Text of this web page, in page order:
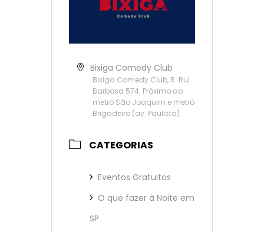
Bixiga Comedy Club
Bixiga Comedy Club, R. Rui
Barbosa 574. Próximo ao
metrô São Joaquim e metrô
Brigadeiro (av. Paulista).
CATEGORIAS
Eventos Gratuitos
O que fazer à Noite em
SP